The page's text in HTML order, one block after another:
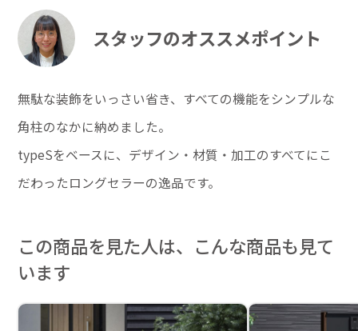
スタッフのオススメポイント
無駄な装飾をいっさい省き、すべての機能をシンプルな
角柱のなかに納めました。
typeSをベースに、デザイン・材質・加工のすべてにこ
だわったロングセラーの逸品です。
この商品を見た人は、こんな商品も見て
います